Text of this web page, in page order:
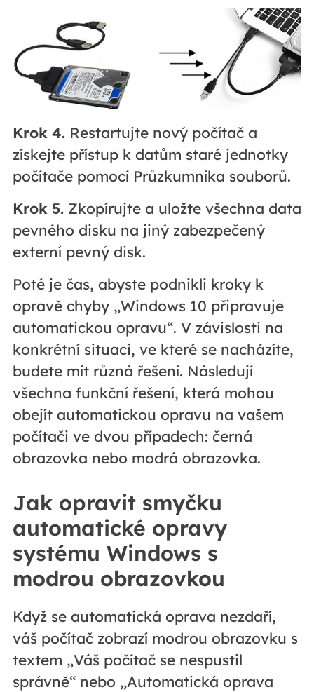
Krok 4.Restartujte nový počítač a
získejte přístup k datům staré jednotky
počítače pomocí Průzkumníka souborů.
Krok 5.Zkopírujte a uložte všechna data
pevného disku na jiný zabezpečený
externí pevný disk.
Poté je čas, abyste podnikli kroky k
opravě chyby „Windows 10 připravuje
automatickou opravu“. V závislosti na
konkrétní situaci, ve které se nacházíte,
budete mít různá řešení. Následují
všechna funkční řešení, která mohou
obejít automatickou opravu na vašem
počítači ve dvou případech: černá
obrazovka nebo modrá obrazovka.
Jak opravit smyčku
automatické opravy
systému Windows s
modrou obrazovkou
Když se automatická oprava nezdaří,
váš počítač zobrazí modrou obrazovku s
textem „Váš počítač se nespustil
správně“ nebo „Automatická oprava